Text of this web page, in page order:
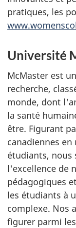
pratiques, les
Université
McMaster est
recherche,
monde, dont
la santé
être. Figurant
canadiennes
étudiants, nous
l'excellence de
pédagogiques
les étudiants à
complexe. Nos
figurer parmi